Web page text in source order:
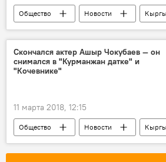
Общество Новости
Откровенные рассказы иностранцев о
Европа
путешествие
путешественник
отпуск
Скончался актер Ашыр Чокубаев — он
снимался в "Курманжан датке" и
"Кочевнике"
11 марта 2018, 12:15
Общество Новости
Ашыр Чокубаев
кончина